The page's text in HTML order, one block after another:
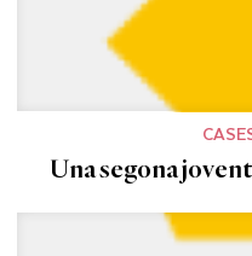
Una segona